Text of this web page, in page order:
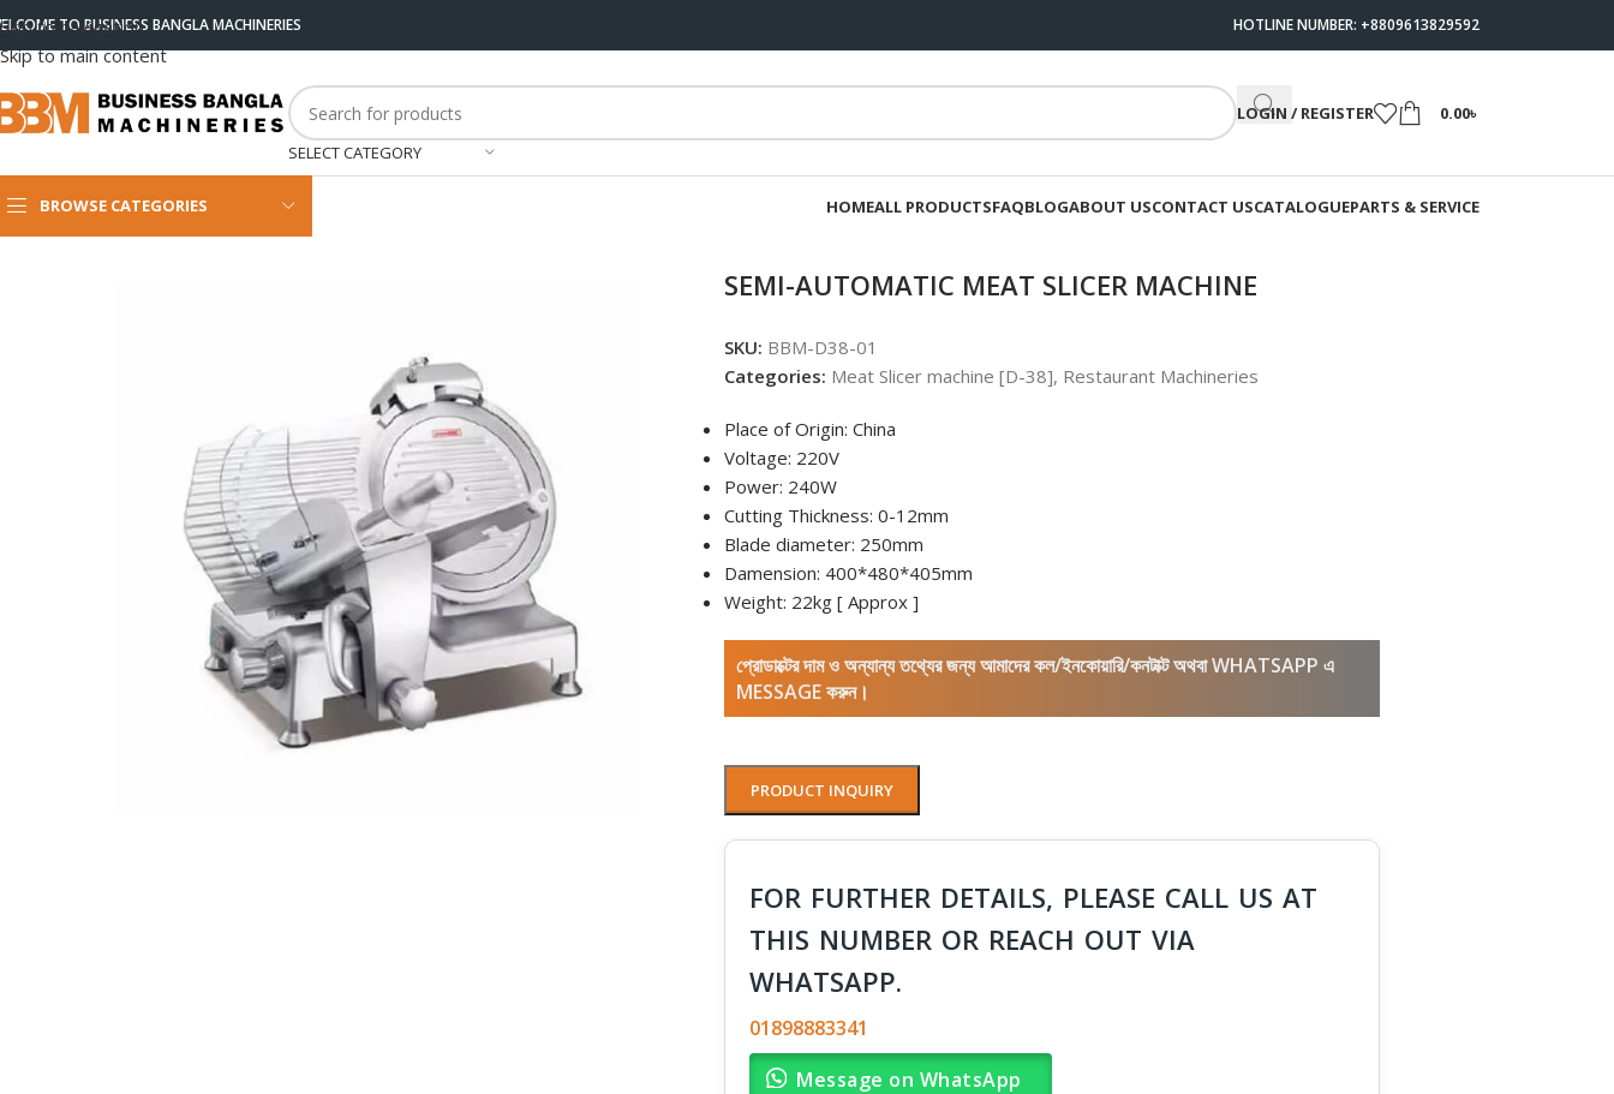
Skip to navigation
Skip to main content
TO BUSINESS BANGLA MACHINERIES HOTLINE NUMBER: +8809613829592
SELECT CATEGORY
LOGIN / REGISTER 0.00৳
BROWSE CATEGORIES HOMEALL PRODUCTSFAQBLOGABOUT USCONTACT USCATALOGUEPARTS & SERVICE
SEMI-AUTOMATIC MEAT SLICER MACHINE
SKU: BBM-D38-01
Categories: Meat Slicer machine [D-38], Restaurant Machineries
Place of Origin: China
Voltage: 220V
Power: 240W
Cutting Thickness: 0-12mm
Blade diameter: 250mm
Damension: 400*480*405mm
Weight: 22kg [ Approx ]
প্রোডাক্টের দাম ও অন্যান্য তথ্যের জন্য আমাদের কল/ইনকোয়ারি/কনটাক্ট অথবা WHATSAPP এ
MESSAGE করুন।
PRODUCT INQUIRY
FOR FURTHER DETAILS, PLEASE CALL US AT
THIS NUMBER OR REACH OUT VIA
WHATSAPP.
01898883341
Message on WhatsApp